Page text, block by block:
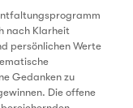
nach Klarheit
persönlichen Werte
Gedanken zu
Die offene